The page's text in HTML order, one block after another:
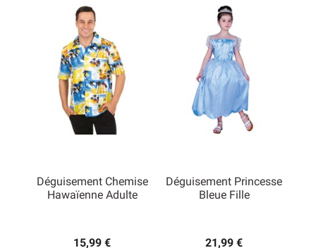
Déguisement Chemise
Hawaïenne Adulte
15,99 €
Déguisement Princesse
Bleue Fille
21,99 €